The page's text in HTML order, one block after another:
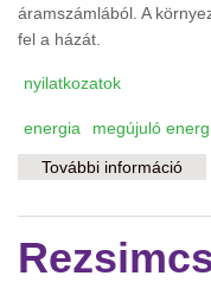
áramszámlából. A
fel a házát.
nyilatkozatok
energia megújuló
További információ